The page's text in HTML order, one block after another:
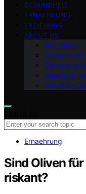
GESUNDHEIT
ERNAEHRUNG
ERZIEHUNG
ABOUT US
Our Vision
Contact Us
Careers at
Meet Our
Branding
Ernaehrung
Sind Oliven
riskant?